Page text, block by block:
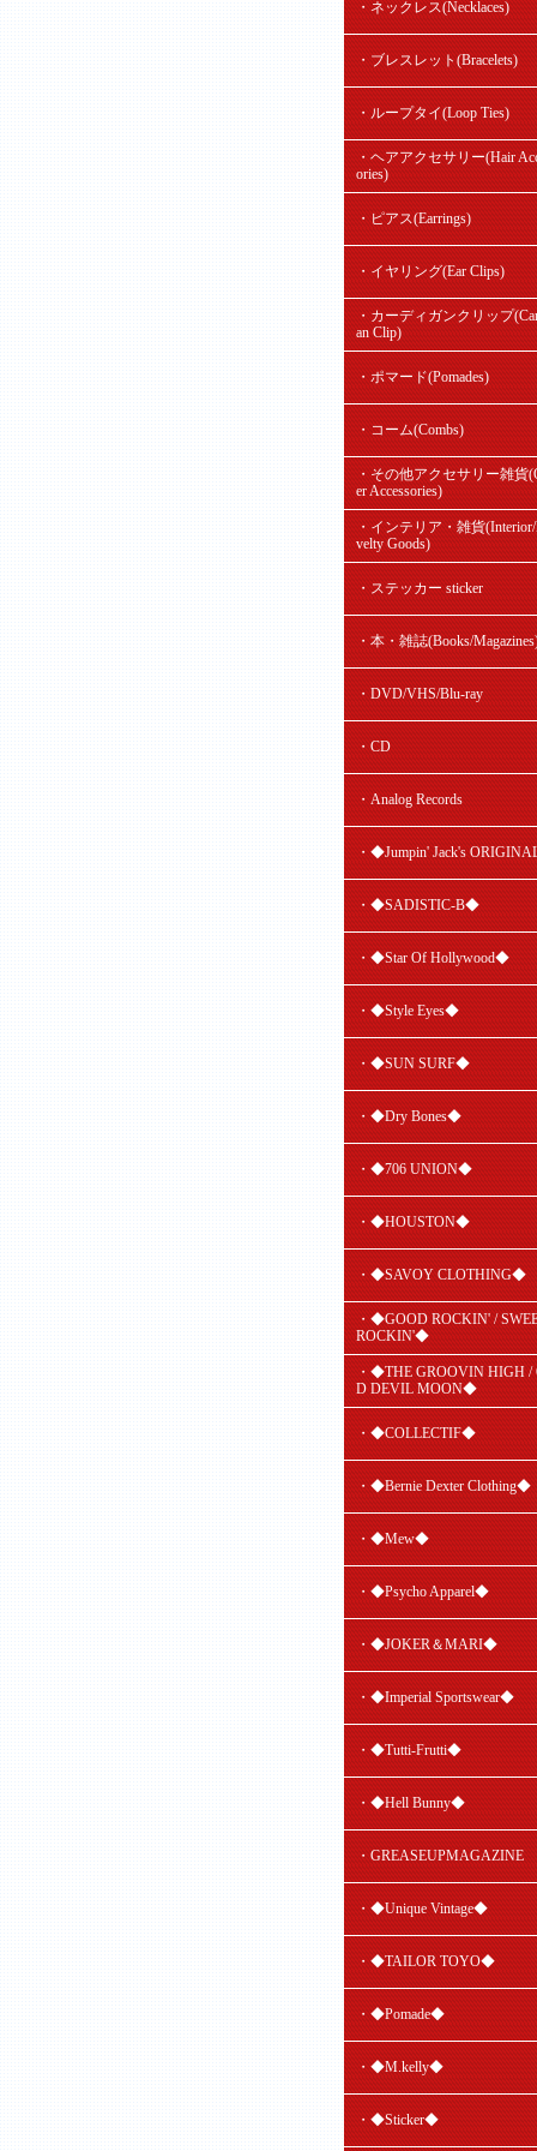
・ネックレス(Necklaces)
・ブレスレット(Bracelets)
・ループタイ(Loop Ties)
・ヘアアクセサリー(Hair
ories)
・ピアス(Earrings)
・イヤリング(Ear Clips)
・カーディガンクリップ
an Clip)
・ポマード(Pomades)
・コーム(Combs)
・その他アクセサリー雑貨
er Accessories)
・インテリア・雑貨
velty Goods)
・ステッカー sticker
・本・雑誌(Books/
・DVD/VHS/Blu-ray
・CD
・Analog Records
・◆Jumpin' Jack's
・◆SADISTIC-B◆
・◆Star Of Hollywood◆
・◆Style Eyes◆
・◆SUN SURF◆
・◆Dry Bones◆
・◆706 UNION◆
・◆HOUSTON◆
・◆SAVOY CLOTHING◆
・◆GOOD ROCKIN' /
ROCKIN'◆
・◆THE GROOVIN HIGH /
D DEVIL MOON◆
・◆COLLECTIF◆
・◆Bernie Dexter Clothing◆
・◆Mew◆
・◆Psycho Apparel◆
・◆JOKER＆MARI◆
・◆Imperial Sportswear◆
・◆Tutti-Frutti◆
・◆Hell Bunny◆
・GREASEUPMAGAZINE
・◆Unique Vintage◆
・◆TAILOR TOYO◆
・◆Pomade◆
・◆M.kelly◆
・◆Sticker◆